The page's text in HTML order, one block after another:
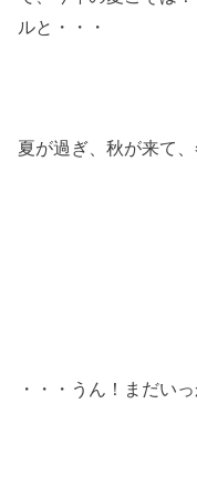
ルと・・・
夏が過ぎ、秋が来て、
・・・うん！まだいっ